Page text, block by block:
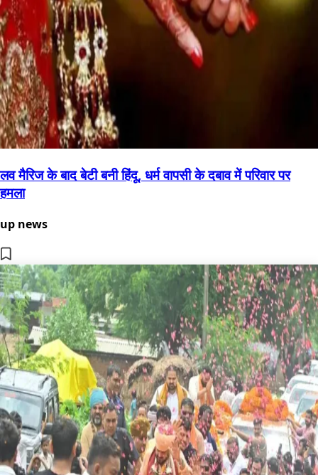
लव मैरिज के बाद बेटी बनी हिंदू, धर्म वापसी के दबाव में परिवार पर
हमला
up news